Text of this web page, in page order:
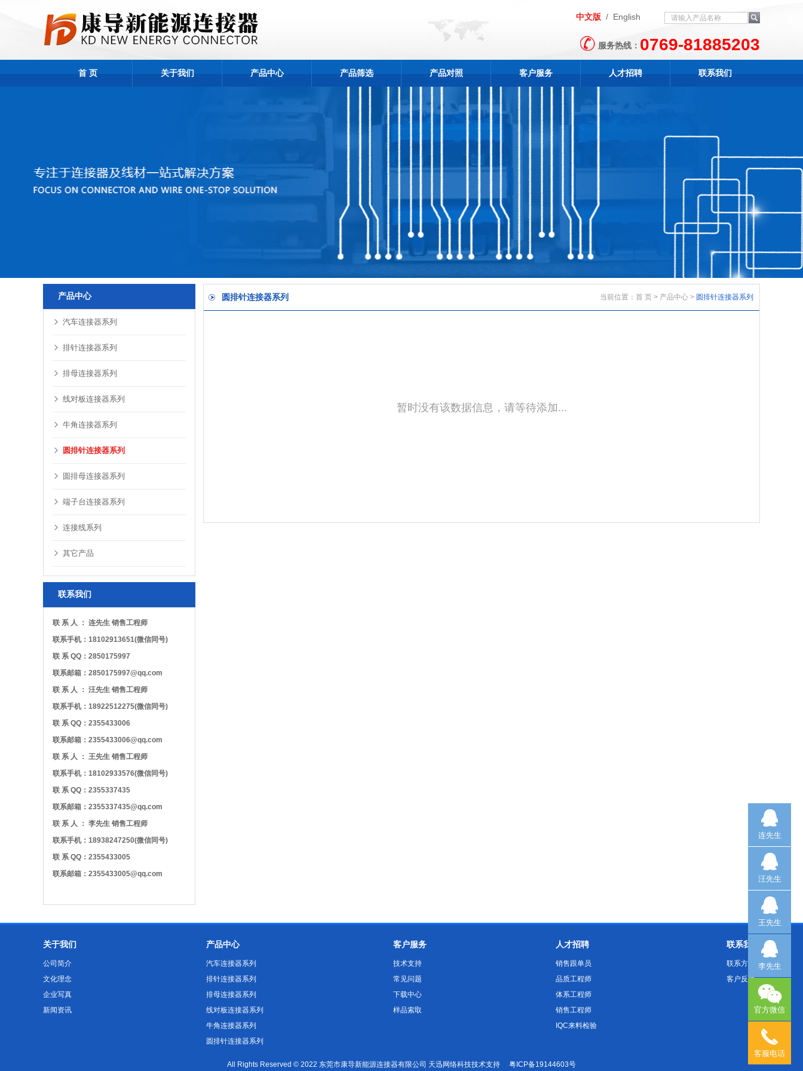
中文版 / English
服务热线： 0769-81885203
首 页 关于我们 产品中心 产品筛选 产品对照 客户服务 人才招聘 联系我们
产品中心
汽车连接器系列
排针连接器系列
排母连接器系列
线对板连接器系列
牛角连接器系列
圆排针连接器系列
圆排母连接器系列
端子台连接器系列
连接线系列
其它产品
联系我们
联 系 人 ： 连先生 销售工程师
联系手机：18102913651(微信同号)
联 系 QQ：2850175997
联系邮箱：2850175997@qq.com
联 系 人 ： 汪先生 销售工程师
联系手机：18922512275(微信同号)
联 系 QQ：2355433006
联系邮箱：2355433006@qq.com
联 系 人 ： 王先生 销售工程师
联系手机：18102933576(微信同号)
联 系 QQ：2355337435
联系邮箱：2355337435@qq.com
联 系 人 ： 李先生 销售工程师
联系手机：18938247250(微信同号)
联 系 QQ：2355433005
联系邮箱：2355433005@qq.com
圆排针连接器系列 当前位置： 首 页 > 产品中心 > 圆排针连接器系列
暂时没有该数据信息，请等待添加...
关于我们
公司简介
文化理念
企业写真
新闻资讯
产品中心
汽车连接器系列
排针连接器系列
排母连接器系列
线对板连接器系列
牛角连接器系列
圆排针连接器系列
客户服务
技术支持
常见问题
下载中心
样品索取
人才招聘
销售跟单员
品质工程师
体系工程师
销售工程师
IQC来料检验
联系我们
联系方式
客户反馈
All Rights Reserved © 2022 东莞市康导新能源连接器有限公司 天迅网络科技技术支持 粤ICP备19144603号
连先生
汪先生
王先生
李先生
官方微信
客服电话